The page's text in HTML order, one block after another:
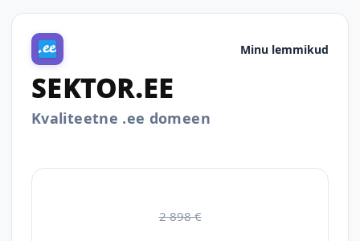
Minu lemmikud
SEKTOR.EE
Kvaliteetne .ee domeen
2 898 €